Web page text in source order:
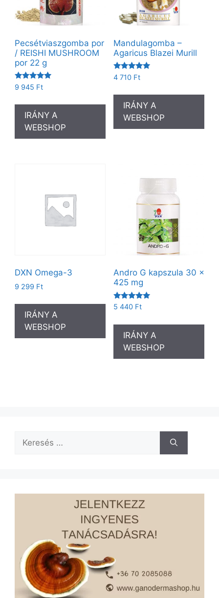
Pecsétviaszgomba por
/ REISHI MUSHROOM
por 22 g
Értékelés:
9 945 Ft
IRÁNY A
WEBSHOP
Mandulagomba –
Agaricus Blazei Murill
Értékelés:
4 710 Ft
IRÁNY A
WEBSHOP
DXN Omega-3
9 299 Ft
IRÁNY A
WEBSHOP
Andro G kapszula 30 x
425 mg
Értékelés:
5.00
5 440 Ft
IRÁNY A
WEBSHOP
Keresés: